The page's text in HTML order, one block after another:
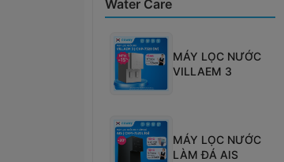
Water Care
MÁY LỌC NƯỚC
VILLAEM 3
MÁY LỌC NƯỚC
LÀM ĐÁ AIS